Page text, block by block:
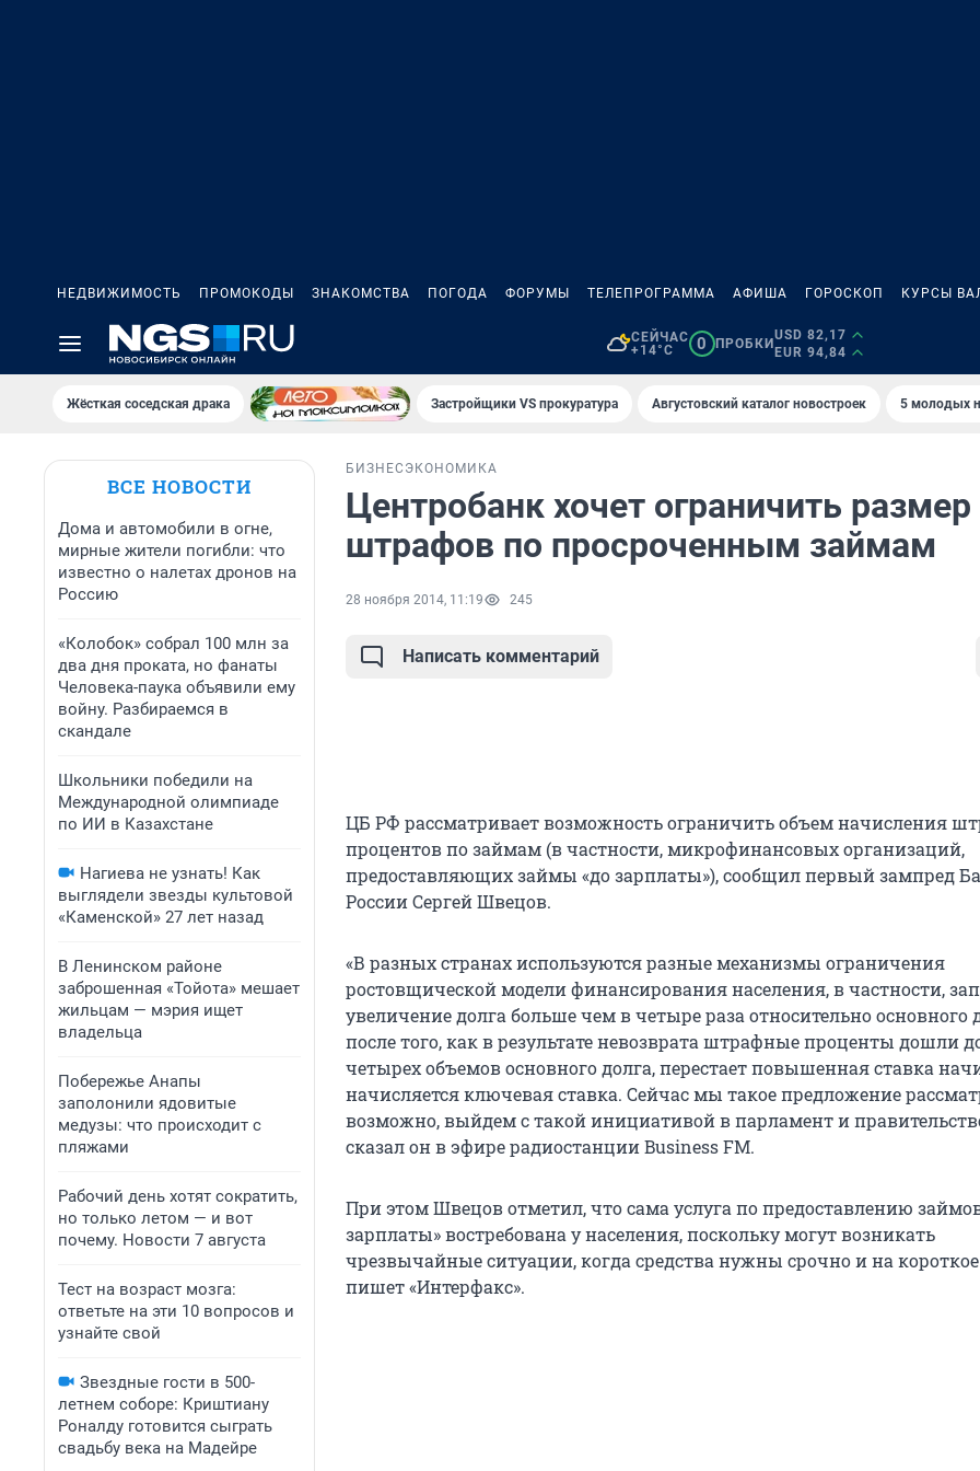
НЕДВИЖИМОСТЬ ПРОМОКОДЫ ЗНАКОМСТВА ПОГОДА ФОРУМЫ ТЕЛЕПРОГРАММА АФИША ГОРОСКОП КУРСЫ
СЕЙЧАС
+14°C
0 ПРОБКИ
USD 82,17
EUR 94,84
Жёсткая соседская драка Застройщики VS прокуратура Августовский каталог новостроек 5 молодых
ВСЕ НОВОСТИ
Дома и автомобили в огне,
мирные жители погибли: что
известно о налетах дронов на
Россию
«Колобок» собрал 100 млн за
два дня проката, но фанаты
Человека-паука объявили ему
войну. Разбираемся в
скандале
Школьники победили на
Международной олимпиаде
по ИИ в Казахстане
Нагиева не узнать! Как
выглядели звезды культовой
«Каменской» 27 лет назад
В Ленинском районе
заброшенная «Тойота» мешает
жильцам — мэрия ищет
владельца
Побережье Анапы
заполонили ядовитые
медузы: что происходит с
пляжами
Рабочий день хотят сократить,
но только летом — и вот
почему. Новости 7 августа
Тест на возраст мозга:
ответьте на эти 10 вопросов и
узнайте свой
Звездные гости в 500-
летнем соборе: Криштиану
Роналду готовится сыграть
свадьбу века на Мадейре
БИЗНЕС ЭКОНОМИКА
Центробанк хочет ограничить размер
штрафов по просроченным займам
28 ноября 2014, 11:19 245
Написать комментарий
ЦБ РФ рассматривает возможность ограничить объем начисления
процентов по займам (в частности, микрофинансовых организаций,
предоставляющих займы «до зарплаты»), сообщил первый зампред
России Сергей Швецов.
«В разных странах используются разные механизмы ограничения
ростовщической модели финансирования населения, в частности,
увеличение долга больше чем в четыре раза относительно основного
после того, как в результате невозврата штрафные проценты дошли
четырех объемов основного долга, перестает повышенная ставка
начисляется ключевая ставка. Сейчас мы такое предложение
возможно, выйдем с такой инициативой в парламент и
сказал он в эфире радиостанции Business FM.
При этом Швецов отметил, что сама услуга по предоставлению
зарплаты» востребована у населения, поскольку могут возникать
чрезвычайные ситуации, когда средства нужны срочно и на
пишет «Интерфакс».